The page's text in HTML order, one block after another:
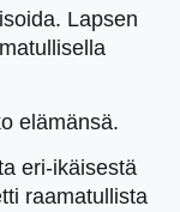
Lapsen
elämänsä.
eri-ikäisestä
raamatullista